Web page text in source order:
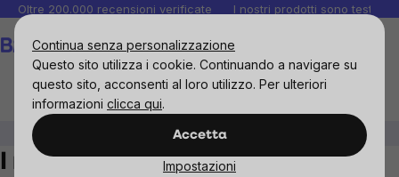
Continua senza personalizzazione
Questo sito utilizza i cookie. Continuando a navigare su
questo sito, acconsenti al loro utilizzo. Per ulteriori
informazioni clicca qui.
Accetta
Impostazioni
Salta
contenuto
Oltre 200.000 recensioni verificate I nostri prodotti sono testati
I nostri verdi al lime!